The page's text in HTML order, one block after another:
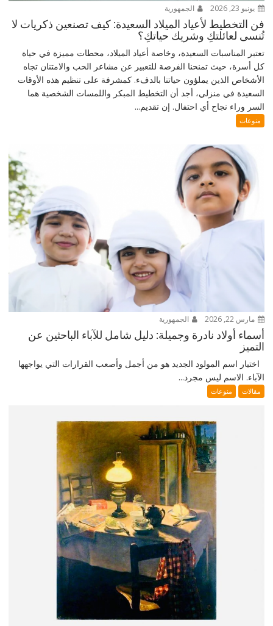
يونيو 23, 2026 الجمهورية
فن التخطيط لأعياد الميلاد السعيدة: كيف تصنعين ذكريات لا
تُنسى لعائلتكِ وشريك حياتكِ؟
تعتبر المناسبات السعيدة، وخاصة أعياد الميلاد، محطات مميزة في حياة
كل أسرة، حيث تمنحنا الفرصة للتعبير عن مشاعر الحب والامتنان تجاه
الأشخاص الذين يملؤون حياتنا بالدفء. كمشرفة على تنظيم هذه الأوقات
السعيدة في منزلي، أجد أن التخطيط المبكر واللمسات الشخصية هما
السر وراء نجاح أي احتفال. إن تقديم...
منوعات
مارس 22, 2026 الجمهورية
أسماء أولاد نادرة وجميلة: دليل شامل للآباء الباحثين عن
التميز
اختيار اسم المولود الجديد هو من أجمل وأصعب القرارات التي يواجهها
الآباء. الاسم ليس مجرد...
مقالات منوعات